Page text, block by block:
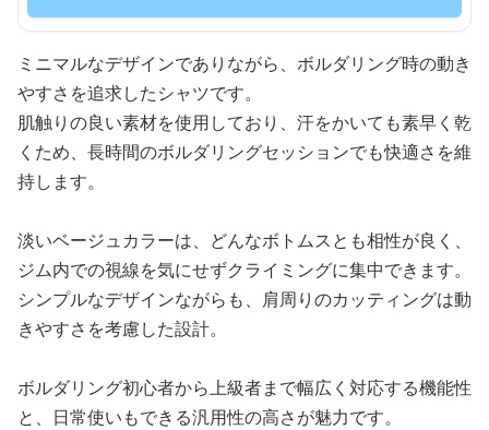
ミニマルなデザインでありながら、ボルダリング時の動き
やすさを追求したシャツです。
肌触りの良い素材を使用しており、汗をかいても素早く乾
くため、長時間のボルダリングセッションでも快適さを維
持します。
淡いベージュカラーは、どんなボトムスとも相性が良く、
ジム内での視線を気にせずクライミングに集中できます。
シンプルなデザインながらも、肩周りのカッティングは動
きやすさを考慮した設計。
ボルダリング初心者から上級者まで幅広く対応する機能性
と、日常使いもできる汎用性の高さが魅力です。